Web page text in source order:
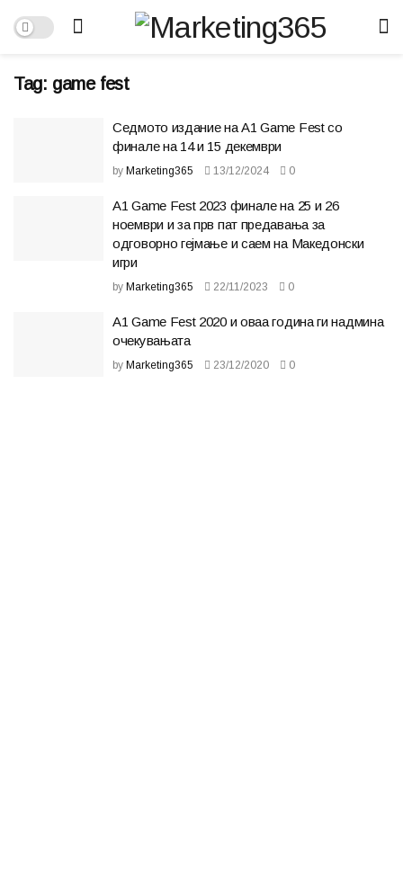
Tag: game fest
Седмото издание на А1 Game Fest со
финале на 14 и 15 декември
by Marketing365 13/12/2024 0
А1 Game Fest 2023 финале на 25 и 26
ноември и за прв пат предавања за
одговорно гејмање и саем на Македонски
игри
by Marketing365 22/11/2023 0
А1 Game Fest 2020 и оваа година ги надмина
очекувањата
by Marketing365 23/12/2020 0